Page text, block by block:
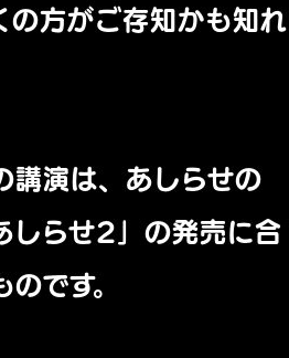
の方がご存知かも知れ
講演は、あしらせの
しらせ2」の発売に合
です。